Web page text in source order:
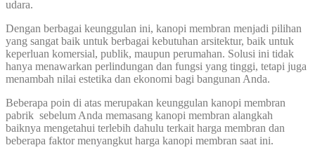
udara.
Dengan berbagai keunggulan ini, kanopi membran menjadi pilihan
yang sangat baik untuk berbagai kebutuhan arsitektur, baik untuk
keperluan komersial, publik, maupun perumahan. Solusi ini tidak
hanya menawarkan perlindungan dan fungsi yang tinggi, tetapi juga
menambah nilai estetika dan ekonomi bagi bangunan Anda.
Beberapa poin di atas merupakan keunggulan kanopi membran
pabrik sebelum Anda memasang kanopi membran alangkah
baiknya mengetahui terlebih dahulu terkait harga membran dan
beberapa faktor menyangkut harga kanopi membran saat ini.